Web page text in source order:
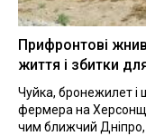
Прифронтові
життя і збитки
Чуйка, бронежилет і
фермера на
чим ближчий Дніпро,